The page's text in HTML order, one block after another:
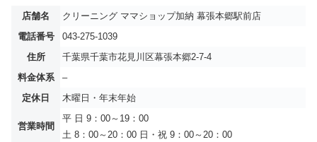
店舗名
クリーニング ママショップ加納 幕張本郷駅前店
電話番号
043-275-1039
住所
千葉県千葉市花見川区幕張本郷2-7-4
料金体系
–
定休日
木曜日・年末年始
営業時間
平 日 9：00～19：00
土 8：00～20：00 日・祝 9：00～20：00